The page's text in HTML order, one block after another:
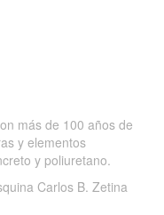
más de 100 años de
y elementos
y poliuretano.
Carlos B. Zetina